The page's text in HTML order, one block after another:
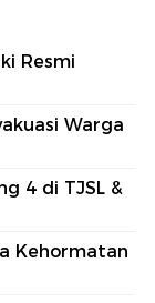
Resmi
Warga
4 di TJSL &
Kehormatan